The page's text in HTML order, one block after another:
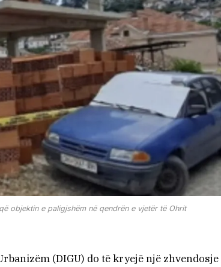
objektin e paligjshëm në qendrën e vjetër të Ohrit
(DIGU) do të kryejë një zhvendosje